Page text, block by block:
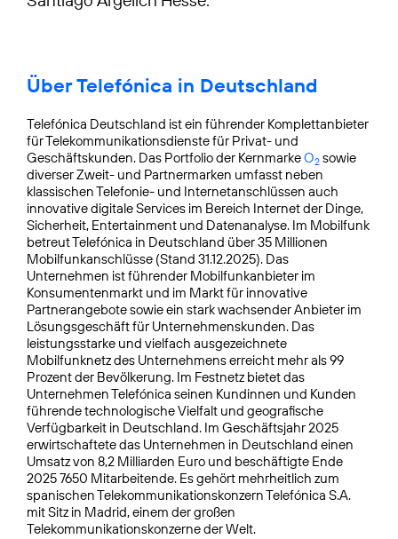
Über Telefónica in Deutschland
Telefónica Deutschland ist ein führender Komplettanbieter
für Telekommunikationsdienste für Privat- und
Geschäftskunden. Das Portfolio der KernmarkeO2 sowie
diverser Zweit- und Partnermarken umfasst neben
klassischen Telefonie- und Internetanschlüssen auch
innovative digitale Services im Bereich Internet der Dinge,
Sicherheit, Entertainment und Datenanalyse. Im Mobilfunk
betreut Telefónica in Deutschland über 35 Millionen
Mobilfunkanschlüsse (Stand 31.12.2025). Das
Unternehmen ist führender Mobilfunkanbieter im
Konsumentenmarkt und im Markt für innovative
Partnerangebote sowie ein stark wachsender Anbieter im
Lösungsgeschäft für Unternehmenskunden. Das
leistungsstarke und vielfach ausgezeichnete
Mobilfunknetz des Unternehmens erreicht mehr als 99
Prozent der Bevölkerung. Im Festnetz bietet das
Unternehmen Telefónica seinen Kundinnen und Kunden
führende technologische Vielfalt und geografische
Verfügbarkeit in Deutschland. Im Geschäftsjahr 2025
erwirtschaftete das Unternehmen in Deutschland einen
Umsatz von 8,2 Milliarden Euro und beschäftigte Ende
2025 7650 Mitarbeitende. Es gehört mehrheitlich zum
spanischen Telekommunikationskonzern Telefónica S.A.
mit Sitz in Madrid, einem der großen
Telekommunikationskonzerne der Welt.